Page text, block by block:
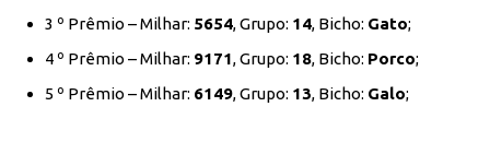
3 º Prêmio – Milhar: 5654, Grupo: 14, Bicho: Gato;
4 º Prêmio – Milhar: 9171, Grupo: 18, Bicho: Porco;
5 º Prêmio – Milhar: 6149, Grupo: 13, Bicho: Galo;